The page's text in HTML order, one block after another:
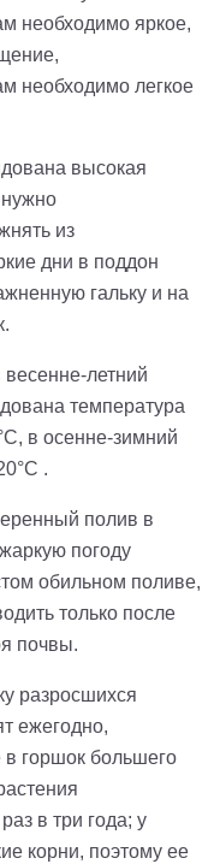
необходимо яркое,
необходимо легкое
высокая
из
дни в поддон
гальку и на
весенне-летний
температура
в осенне-зимний
.
полив в
погоду
обильном поливе,
только после
почвы.
разросшихся
ежегодно,
горшок большего
в три года; у
корни, поэтому ее